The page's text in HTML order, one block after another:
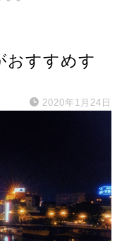
おすすめす
2020年1月24日